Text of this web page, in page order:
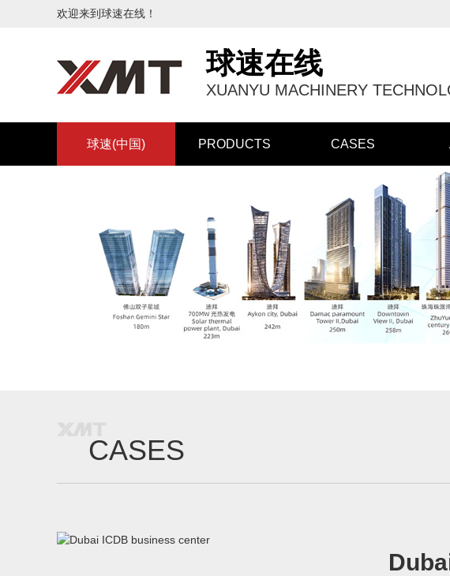
欢迎来到球速在线！
球速在线
XUANYU MACHINERY
球速(中国) PRODUCTS CASES
CASES